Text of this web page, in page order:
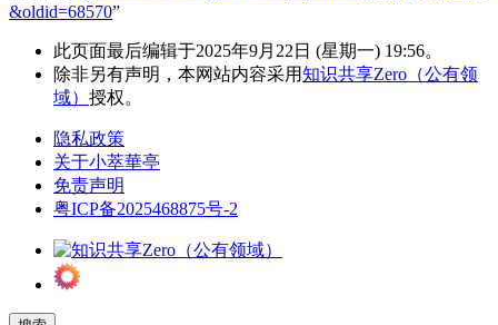
&oldid=68570”
此页面最后编辑于2025年9月22日 (星期一) 19:56。
除非另有声明，本网站内容采用知识共享Zero（公有领
域） 授权。
隐私政策
关于小萃華亭
免责声明
粤ICP备2025468875号-2